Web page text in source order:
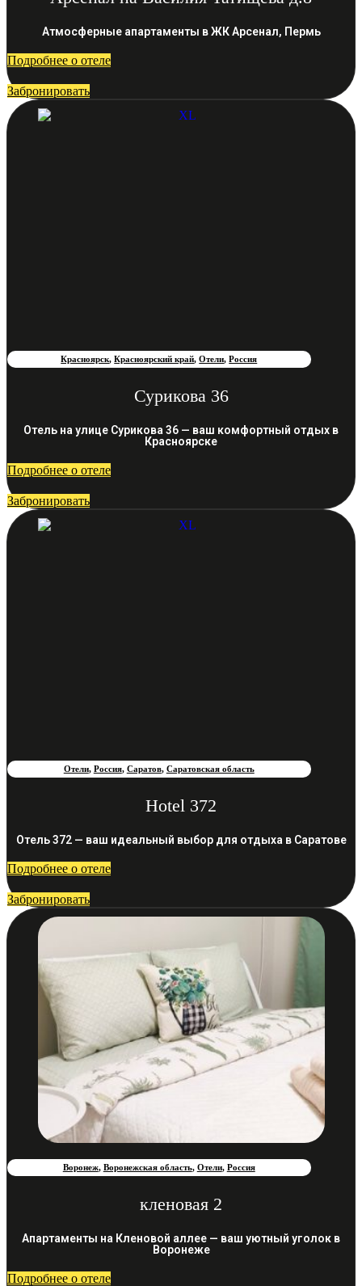
Атмосферные апартаменты в ЖК Арсенал, Пермь
Подробнее о отеле
Забронировать
Красноярск,Красноярский край,Отели,Россия
Сурикова 36
Отель на улице Сурикова 36 — ваш комфортный отдых в
Красноярске
Подробнее о отеле
Забронировать
Отели, Россия, Саратов, Саратовская область
Hotel 372
Отель 372 — ваш идеальный выбор для отдыха в Саратове
Подробнее о отеле
Забронировать
Воронеж, Воронежская область, Отели, Россия
кленовая 2
Апартаменты на Кленовой аллее — ваш уютный уголок в
Воронеже
Подробнее о отеле